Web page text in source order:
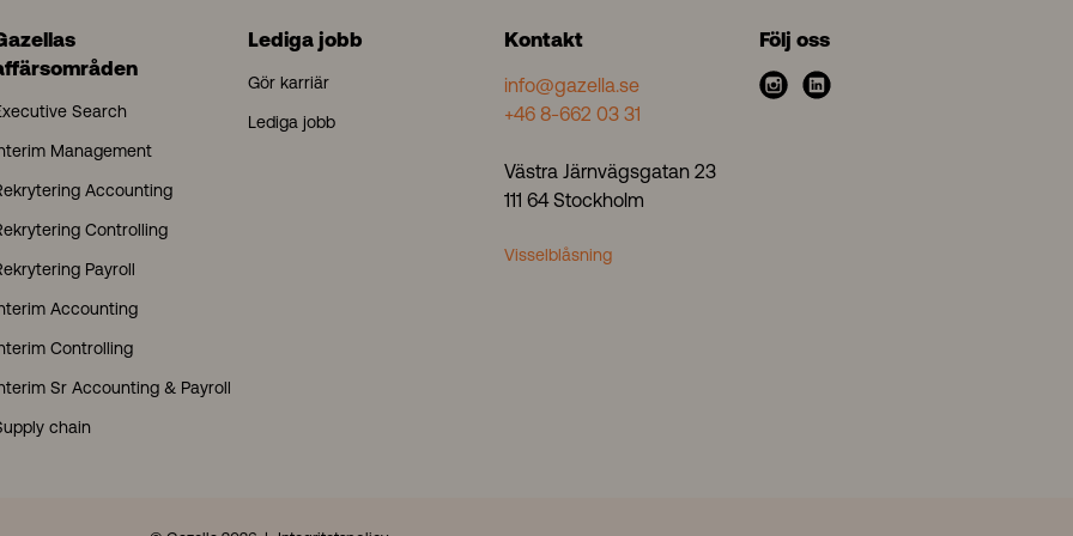
A
Search
Management
Accounting
Controlling
Payroll
Accounting
Controlling
Sr Accounting & Payroll
chain
Lediga jobb
Gör karriär
Lediga jobb
Kontakt
info@gazella.se
+46 8-662 03 31
Västra Järnvägsgatan 23
111 64 Stockholm
Visselblåsning
Följ oss
i
l